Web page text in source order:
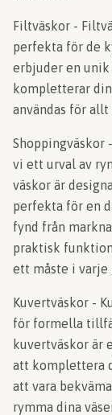
Filtväskor -
perfekta för de
erbjuder en
kompletterar
användas för
Shoppingväskor
vi ett urval av
väskor är
perfekta för en
fynd från
praktisk
ett måste i varje
Kuvertväskor -
för formella
kuvertväskor är
att komplettera
att vara
rymma dina